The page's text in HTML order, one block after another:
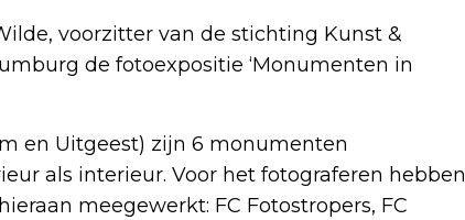
voorzitter van de stichting Kunst &
de fotoexpositie ‘Monumenten in
en Uitgeest) zijn 6 monumenten
als interieur. Voor het fotograferen hebben
meegewerkt: FC Fotostropers, FC